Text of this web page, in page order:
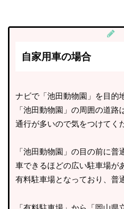
自家用車の場合
ナビで「池田動物園」を目的
「池田動物園」の周囲の道
通行が多いので気をつけてく
「池田動物園」の目の前に
車できるほどの広い駐車場が
有料駐車場となっており、普